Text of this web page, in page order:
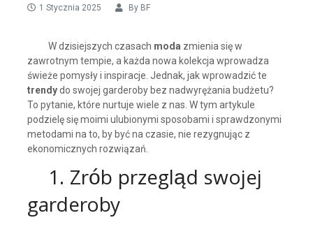
1 Stycznia 2025 By BF
W dzisiejszych czasach moda zmienia się w
zawrotnym tempie, a każda nowa kolekcja wprowadza
świeże pomysły i inspiracje. Jednak, jak wprowadzić te
trendydo swojej garderoby bez nadwyrężania budżetu?
To pytanie, które nurtuje wiele z nas. W tym artykule
podzielę się moimi ulubionymi sposobami i sprawdzonymi
metodami na to, by być na czasie, nie rezygnując z
ekonomicznych rozwiązań.
1. Zrób przegląd swojej
garderoby